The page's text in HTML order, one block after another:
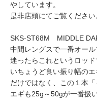
やしています。
是非店頭にてご覧ください
SKS-ST68M MIDDLE
中間レングスで一番オール
迷ったらこれというロッ
いちょうど良い振り幅の
だけではなく、この１本「
エギも25g～50gが一番扱